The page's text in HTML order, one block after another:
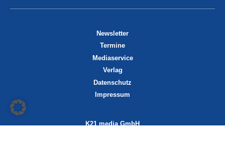
Newsletter
Termine
Mediaservice
Verlag
Datenschutz
Impressum
K21 media GmbH